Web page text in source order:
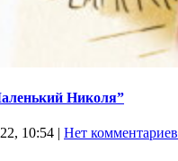
Николя”
10:54 | Нет комментариев